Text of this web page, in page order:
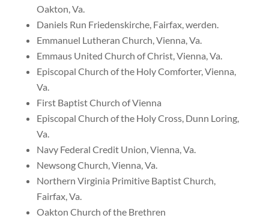
Oakton, Va.
Daniels Run Friedenskirche, Fairfax, werden.
Emmanuel Lutheran Church, Vienna, Va.
Emmaus United Church of Christ, Vienna, Va.
Episcopal Church of the Holy Comforter, Vienna,
Va.
First Baptist Church of Vienna
Episcopal Church of the Holy Cross, Dunn Loring,
Va.
Navy Federal Credit Union, Vienna, Va.
Newsong Church, Vienna, Va.
Northern Virginia Primitive Baptist Church,
Fairfax, Va.
Oakton Church of the Brethren